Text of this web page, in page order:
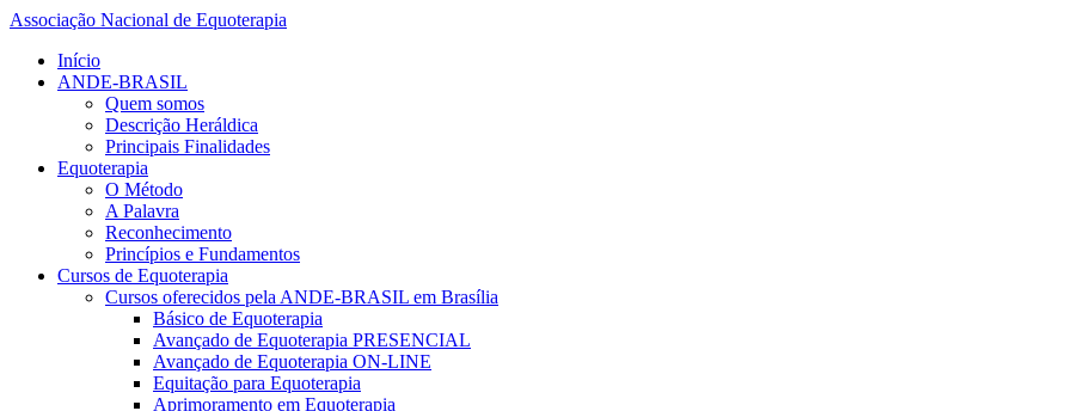
Associação Nacional de Equoterapia
Início
ANDE-BRASIL
Quem somos
Descrição Heráldica
Principais Finalidades
Equoterapia
O Método
A Palavra
Reconhecimento
Princípios e Fundamentos
Cursos de Equoterapia
Cursos oferecidos pela ANDE-BRASIL em Brasília
Básico de Equoterapia
Avançado de Equoterapia PRESENCIAL
Avançado de Equoterapia ON-LINE
Equitação para Equoterapia
Aprimoramento em Equoterapia